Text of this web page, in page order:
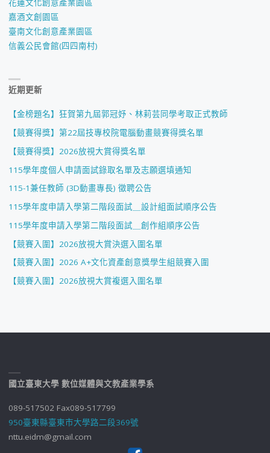
花蓮文化創意產業園區
嘉酒文創園區
臺南文化創意產業園區
信義公民會館(四四南村)
近期更新
【金榜題名】狂賀第九屆郭冠妤、林莉芸同學考取正式教師
【競賽得獎】第22屆技專校院電腦動畫競賽得獎名單
【競賽得獎】2026放視大賞得獎名單
115學年度個人申請面試錄取名單及志願選填通知
115-1兼任教師 (3D動畫專長) 徵聘公告
115學年度申請入學第二階段面試＿設計組面試順序公告
115學年度申請入學第二階段面試＿創作組順序公告
【競賽入圍】2026放視大賞決選入圍名單
【競賽入圍】2026 A+文化資產創意獎學生組競賽入圍
【競賽入圍】2026放視大賞複選入圍名單
國立臺東大學 數位媒體與文教產業學系
089-517502 Fax089-517799
950臺東縣臺東市大學路二段369號
nttu.eidm@gmail.com